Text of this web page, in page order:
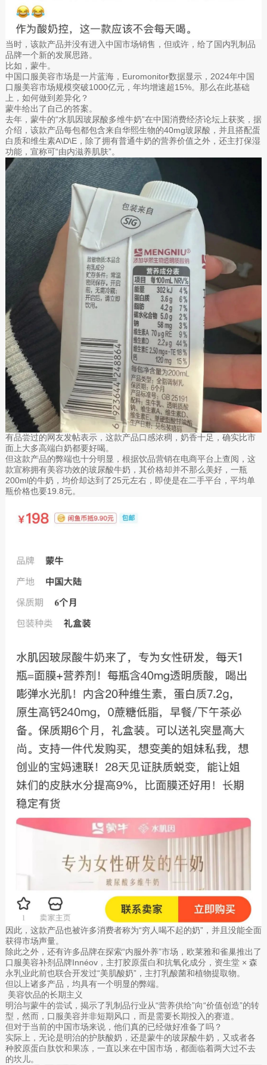
当时，该款产品并没有进入中国市场销售，但或许，给了国内乳制品
品牌一个新的发展思路。
比如，蒙牛。
中国口服美容市场是一片蓝海，Euromonitor数据显示，2024年中国
口服美容市场规模突破1000亿元，年均增速超15%。那么在此基础
上，如何做到差异化？
蒙牛给出了自己的答案。
去年，蒙牛的“水肌因玻尿酸多维牛奶”在中国消费经济论坛上获奖，据
介绍，该款产品每包都包含来自华熙生物的40mg玻尿酸，并且搭配蛋
白质和维生素A\D\E，除了拥有普通牛奶的营养价值之外，还主打保湿
功能，宣称可“由内滋养肌肤”。
有品尝过的网友发帖表示，这款产品口感浓稠，奶香十足，确实比市
面上大多高端白奶都要好喝。
但这款产品的弊端也十分明显，根据饮品营销在电商平台上查阅，这
款宣称拥有美容功效的玻尿酸牛奶，其价格却并不那么美好，一瓶
200ml的牛奶，均价却达到了25元左右，即使是在二手平台，平均单
瓶价格也要19.8元。
因此，这款产品也被许多消费者称为“穷人喝不起的奶”，并且没能全面
获得市场声量。
除此之外，还有许多品牌在探索“内服外养”市场，欧莱雅和雀巢推出了
口服美容补剂品牌Innéov，主打胶原蛋白和抗氧化成分，资生堂 × 森
永乳业此前也联合开发过“美肌酸奶”，主打乳酸菌和植物提取物。
但以上诸多产品，均具有一个明显的弊端。
美容饮品的长期主义
明治与蒙牛的尝试，揭示了乳制品行业从“营养供给”向“价值创造”的转
型，然而，口服美容并非短期风口，而是需要长期投入的赛道。
但对于当前的中国市场来说，他们真的已经做好准备了吗？
实际上，无论是明治的护肤酸奶，还是蒙牛的玻尿酸牛奶，又或者各
种胶原蛋白肽饮和果冻，一直以来在中国市场，都面临着两大过不去
的坎儿。